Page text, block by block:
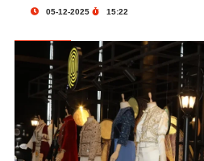
05-12-2025 15:22